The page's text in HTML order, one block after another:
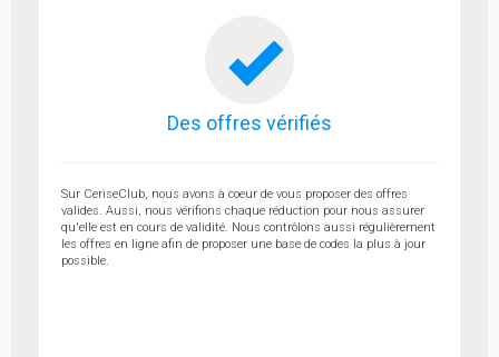
Des offres vérifiés
Sur CeriseClub, nous avons à coeur de vous proposer des offres
valides. Aussi, nous vérifions chaque réduction pour nous assurer
qu'elle est en cours de validité. Nous contrôlons aussi régulièrement
les offres en ligne afin de proposer une base de codes la plus à jour
possible.